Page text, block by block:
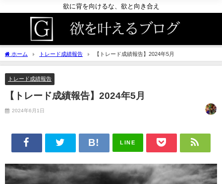
欲に背を向けるな、欲と向き合え
ホーム トレード成績報告 【トレード成績報告】2024年5月
トレード成績報告
【トレード成績報告】2024年5月
2024年6月1日
LINE